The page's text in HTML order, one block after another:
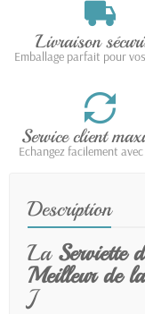
Livraison
Emballage parfait pour
Service client
Echangez facilement
Description
La Serviette
Meilleur de
J